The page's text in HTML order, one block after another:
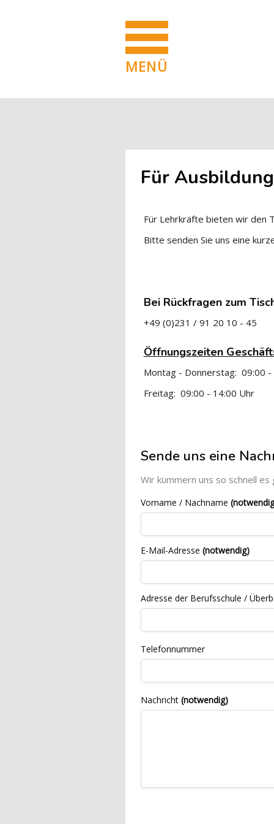
MENÜ
Für
Für Lehrkräfte bieten wir den
Bitte senden Sie uns eine
Bei Rückfragen zum
+49 (0)231 / 91 20 10 - 45
Öffnungszeiten
Montag - Donnerstag: 09:00 -
Freitag: 09:00 - 14:00 Uhr
Blöcke
[Cocoon] Custom HTML
Sende uns eine
Wir kümmern uns so schnell es
Vorname / Nachname
E-Mail-Adresse (notwendig)
Adresse der Berufsschule /
Telefonnummer
Nachricht (notwendig)